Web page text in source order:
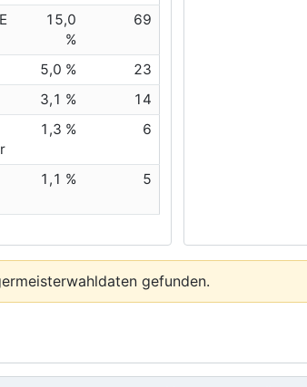
15,0
%
69
5,0 %
23
3,1 %
14
1,3 % 6
1,1 % 5
gefunden.